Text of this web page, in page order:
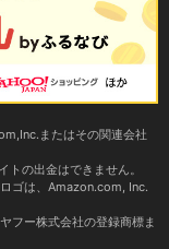
またはその関連会社
の出金はできません。
ゴは、Amazon.com, Inc.
フー株式会社の登録商標ま